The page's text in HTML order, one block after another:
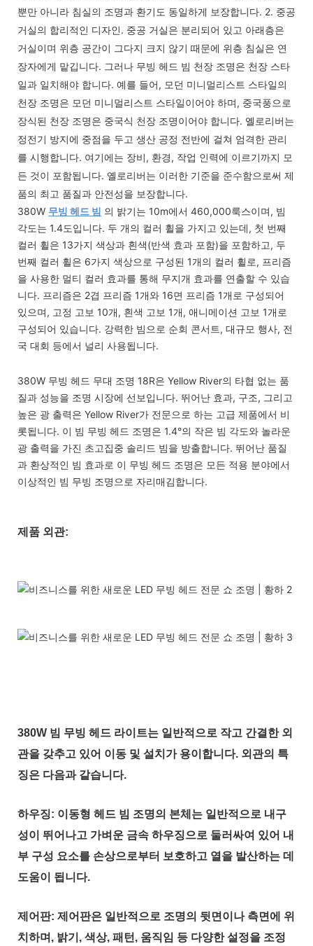
뿐만 아니라 침실의 조명과 환기도 동일하게 보장합니다. 2. 중공
거실의 합리적인 디자인. 중공 거실은 분리되어 있고 아래층은
거실이며 위층 공간이 그다지 크지 않기 때문에 위층 침실은 연
장자에게 맡깁니다. 그러나 무빙 헤드 빔 천장 조명은 천장 스타
일과 일치해야 합니다. 예를 들어, 모던 미니멀리스트 스타일의
천장 조명은 모던 미니멀리스트 스타일이어야 하며, 중국풍으로
장식된 천장 조명은 중국식 천장 조명이어야 합니다. 옐로리버는
정전기 방지에 중점을 두고 생산 공정 전반에 걸쳐 엄격한 관리
를 시행합니다. 여기에는 장비, 환경, 작업 인력에 이르기까지 모
든 것이 포함됩니다. 옐로리버는 이러한 기준을 준수함으로써 제
품의 최고 품질과 안전성을 보장합니다.
380W 무빙 헤드 빔 의 밝기는 10m에서 460,000룩스이며, 빔
각도는 1.4도입니다. 두 개의 컬러 휠을 가지고 있는데, 첫 번째
컬러 휠은 13가지 색상과 흰색(반색 효과 포함)을 포함하고, 두
번째 컬러 휠은 6가지 색상으로 구성된 1개의 컬러 휠로, 프리즘
을 사용한 멀티 컬러 효과를 통해 무지개 효과를 연출할 수 있습
니다. 프리즘은 2겹 프리즘 1개와 16면 프리즘 1개로 구성되어
있으며, 고정 고보 10개, 흰색 고보 1개, 애니메이션 고보 1개로
구성되어 있습니다. 강력한 빔으로 순회 콘서트, 대규모 행사, 전
국 대회 등에서 널리 사용됩니다.
380W 무빙 헤드 무대 조명 18R은 Yellow River의 타협 없는 품
질과 성능을 조명 시장에 선보입니다. 뛰어난 효과, 구조, 그리고
높은 광 출력은 Yellow River가 전문으로 하는 고급 제품에서 비
롯됩니다. 이 빔 무빙 헤드 조명은 1.4°의 작은 빔 각도와 놀라운
광 출력을 가진 초고집중 솔리드 빔을 방출합니다. 뛰어난 품질
과 환상적인 빔 효과로 이 무빙 헤드 조명은 모든 적용 분야에서
이상적인 빔 무빙 조명으로 자리매김합니다.
제품 외관:
380W 빔 무빙 헤드 라이트는 일반적으로 작고 간결한 외
관을 갖추고 있어 이동 및 설치가 용이합니다. 외관의 특
징은 다음과 같습니다.
하우징: 이동형 헤드 빔 조명의 본체는 일반적으로 내구
성이 뛰어나고 가벼운 금속 하우징으로 둘러싸여 있어 내
부 구성 요소를 손상으로부터 보호하고 열을 발산하는 데
도움이 됩니다.
제어판: 제어판은 일반적으로 조명의 뒷면이나 측면에 위
치하며, 밝기, 색상, 패턴, 움직임 등 다양한 설정을 조정